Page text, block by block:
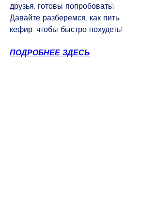
друзья, готовы попробовать?
Давайте разберемся, как пить
кефир, чтобы быстро похудеть!
ПОДРОБНЕЕ ЗДЕСЬ